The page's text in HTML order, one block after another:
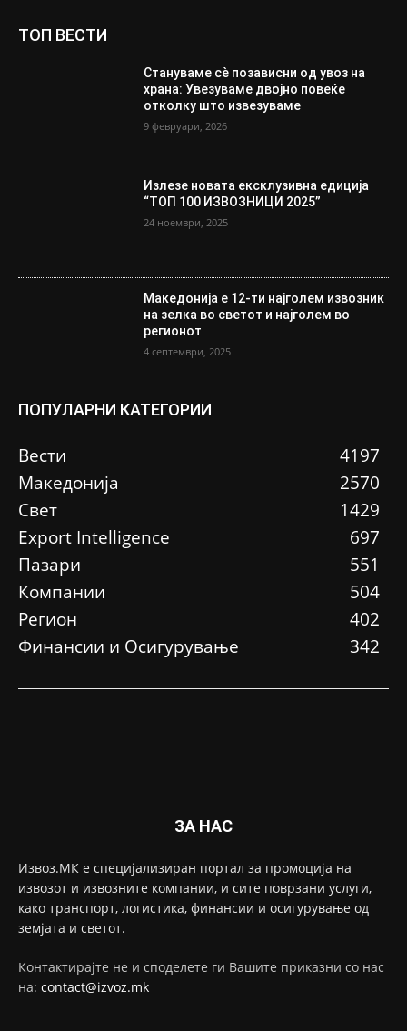
ТОП ВЕСТИ
Стануваме сè позависни од увоз на
храна: Увезуваме двојно повеќе
отколку што извезуваме
9 февруари, 2026
Излезе новата ексклузивна едиција
“ТОП 100 ИЗВОЗНИЦИ 2025”
24 ноември, 2025
Македонија е 12-ти најголем извозник
на зелка во светот и најголем во
регионот
4 септември, 2025
ПОПУЛАРНИ КАТЕГОРИИ
Вести
4197
Македонија
2570
Свет
1429
Еxport Intelligence
697
Пазари
551
Компании
504
Регион
402
Финансии и Осигурување
342
ЗА НАС
Извоз.МК е специјализиран портал за промоција на
извозот и извозните компании, и сите поврзани услуги,
како транспорт, логистика, финансии и осигурување од
земјата и светот.
Контактирајте не и споделете ги Вашите приказни со нас
на: contact@izvoz.mk